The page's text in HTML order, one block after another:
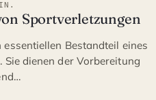
Sportverletzungen
Bestandteil eines
dienen der Vorbereitung